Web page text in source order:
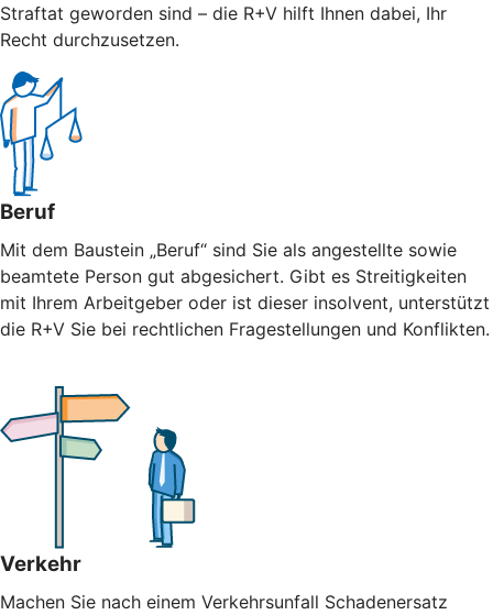
Straftat geworden sind – die R+V hilft Ihnen dabei, Ihr
Recht durchzusetzen.
Beruf
Mit dem Baustein „Beruf“ sind Sie als angestellte sowie
beamtete Person gut abgesichert. Gibt es Streitigkeiten
mit Ihrem Arbeitgeber oder ist dieser insolvent, unterstützt
die R+V Sie bei rechtlichen Fragestellungen und Konflikten.
Verkehr
Machen Sie nach einem Verkehrsunfall Schadenersatz